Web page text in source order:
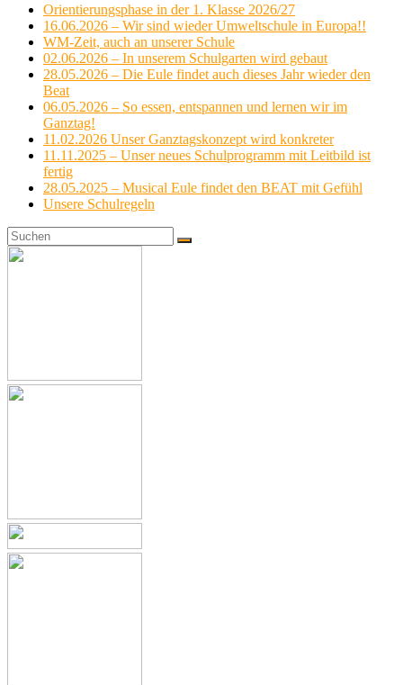
Orientierungsphase in der 1. Klasse 2026/27
16.06.2026 – Wir sind wieder Umweltschule in Europa!!
WM-Zeit, auch an unserer Schule
02.06.2026 – In unserem Schulgarten wird gebaut
28.05.2026 – Die Eule findet auch dieses Jahr wieder den
Beat
06.05.2026 – So essen, entspannen und lernen wir im
Ganztag!
11.02.2026 Unser Ganztagskonzept wird konkreter
11.11.2025 – Unser neues Schulprogramm mit Leitbild ist
fertig
28.05.2025 – Musical Eule findet den BEAT mit Gefühl
Unsere Schulregeln